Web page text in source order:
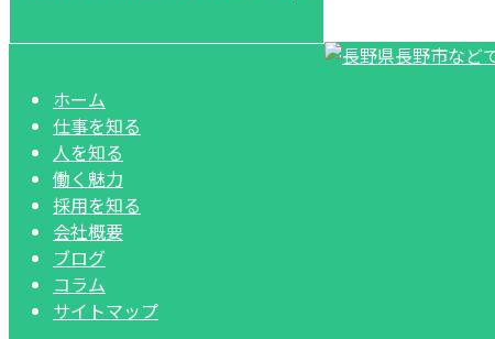
ホーム
仕事を知る
人を知る
働く魅力
採用を知る
会社概要
ブログ
コラム
サイトマップ